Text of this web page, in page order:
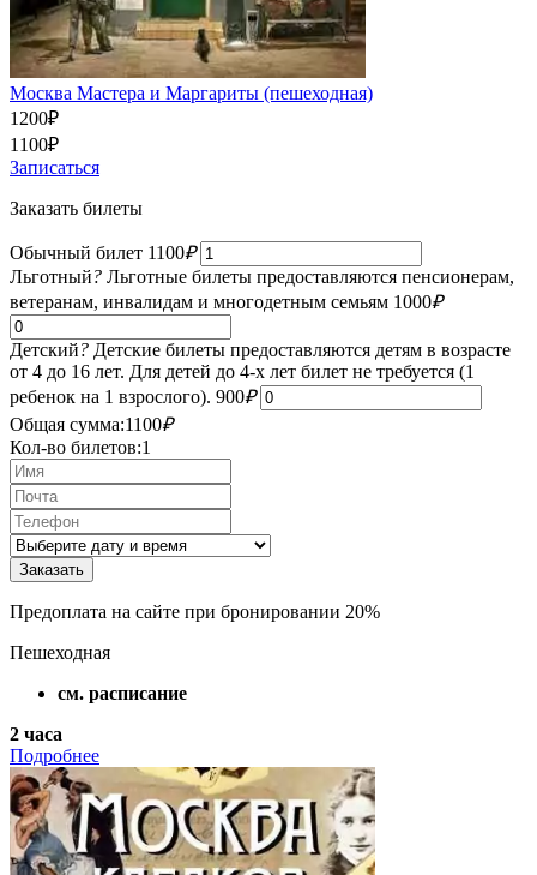
Москва Мастера и Маргариты (пешеходная)
1200₽
1100₽
Записаться
Заказать билеты
Обычный билет 1100₽
Льготный? Льготные билеты предоставляются пенсионерам,
ветеранам, инвалидам и многодетным семьям 1000₽
Детский? Детские билеты предоставляются детям в возрасте
от 4 до 16 лет. Для детей до 4-х лет билет не требуется (1
ребенок на 1 взрослого). 900₽
Общая сумма:1100₽
Кол-во билетов:1
Предоплата на сайте при бронировании 20%
Пешеходная
см. расписание
2 часа
Подробнее